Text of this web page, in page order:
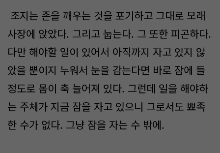
조지는 존을 깨우는 것을 포기하고 그대로 모래
사장에 앉았다. 그리고 눕는다. 그 또한 피곤하다.
다만 해야할 일이 있어서 아직까지 자고 있지 않
았을 뿐이지 누워서 눈을 감는다면 바로 잠에 들
정도로 몸이 축 늘어져 있다. 그런데 일을 해야하
는 주체가 지금 잠을 자고 있으니 그로서도 뾰족
한 수가 없다. 그냥 잠을 자는 수 밖에.